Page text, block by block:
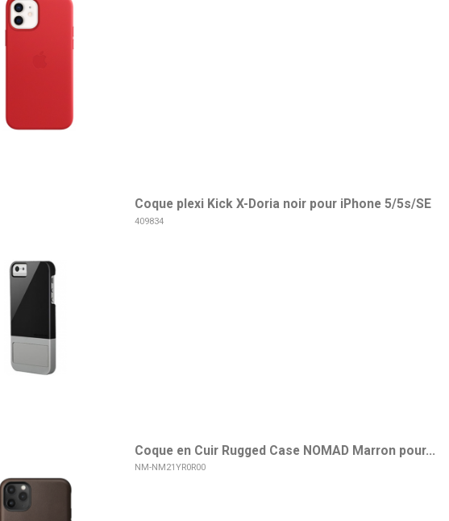
Coque plexi Kick X-Doria noir pour iPhone 5/5s/SE
409834
Coque en Cuir Rugged Case NOMAD Marron pour...
NM-NM21YR0R00